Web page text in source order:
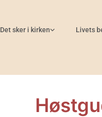
Det sker i kirken Livets